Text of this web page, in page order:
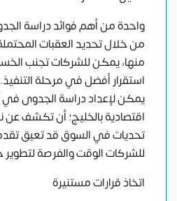
واحدة من أهم فوائد دراسة
من خلال تحديد العقبات
منها، يمكن للشركات تجنب
استقرار أفضل في مرحلة
يمكن لإعداد دراسة الجدوى
اقتصادية بالخليج؛ أن تكشف
تحديات في السوق قد تعيق
للشركات الوقت والفرصة
اتخاذ قرارات مستنيرة